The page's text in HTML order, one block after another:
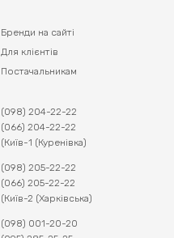
Бренди на сайті
Для клієнтів
Постачальникам
(098) 204-22-22
(066) 204-22-22
(Київ-1 (Куренівка)
(098) 205-22-22
(066) 205-22-22
(Київ-2 (Харківська)
(098) 001-20-20